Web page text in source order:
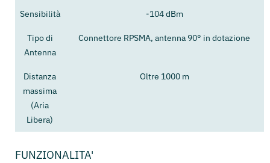
Sensibilità -104 dBm
Tipo di
Antenna
Connettore RPSMA, antenna 90° in dotazione
Distanza
massima
(Aria
Libera)
Oltre 1000 m
FUNZIONALITA'